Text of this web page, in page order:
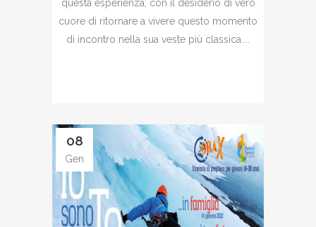
questa esperienza, con il desiderio di vero
cuore di ritornare a vivere questo momento
di incontro nella sua veste più classica....
08
Gen